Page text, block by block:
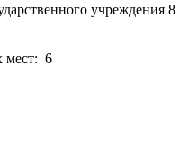
учреждения 8
мест: 6